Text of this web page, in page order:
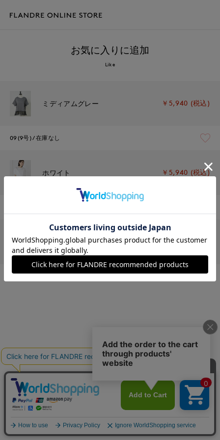
お気に入りに追加
Like
ミディアムグレー ￥5,940 (税込)
09(9号) 在庫なし
ホワイト ￥5,940 (税込)
カーキ ￥5,940 (税込)